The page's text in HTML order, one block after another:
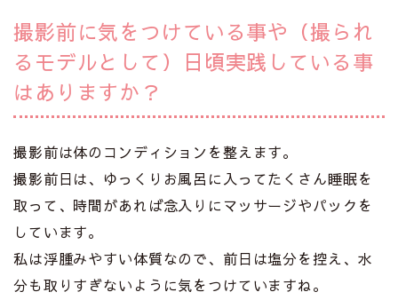
撮影前に気をつけている事や（撮られ
るモデルとして）日頃実践している事
はありますか？
撮影前は体のコンディションを整えます。
撮影前日は、ゆっくりお風呂に入ってたくさん睡眠を
取って、時間があれば念入りにマッサージやパックを
しています。
私は浮腫みやすい体質なので、前日は塩分を控え、水
分も取りすぎないように気をつけていますね。